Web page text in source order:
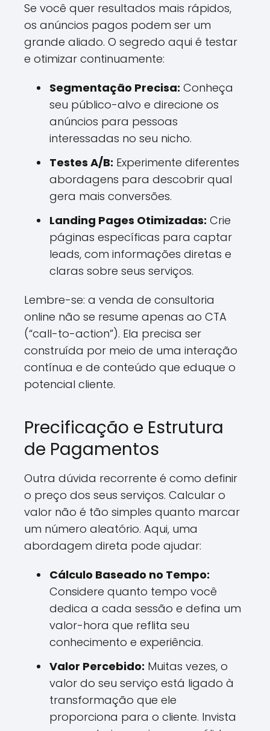
Se você quer resultados mais rápidos,
os anúncios pagos podem ser um
grande aliado. O segredo aqui é testar
e otimizar continuamente:
Segmentação Precisa: Conheça
seu público-alvo e direcione os
anúncios para pessoas
interessadas no seu nicho.
Testes A/B: Experimente diferentes
abordagens para descobrir qual
gera mais conversões.
Landing Pages Otimizadas: Crie
páginas específicas para captar
leads, com informações diretas e
claras sobre seus serviços.
Lembre-se: a venda de consultoria
online não se resume apenas ao CTA
(“call-to-action”). Ela precisa ser
construída por meio de uma interação
contínua e de conteúdo que eduque o
potencial cliente.
Precificação e Estrutura
de Pagamentos
Outra dúvida recorrente é como definir
o preço dos seus serviços. Calcular o
valor não é tão simples quanto marcar
um número aleatório. Aqui, uma
abordagem direta pode ajudar:
Cálculo Baseado no Tempo:
Considere quanto tempo você
dedica a cada sessão e defina um
valor-hora que reflita seu
conhecimento e experiência.
Valor Percebido: Muitas vezes, o
valor do seu serviço está ligado à
transformação que ele
proporciona para o cliente. Invista